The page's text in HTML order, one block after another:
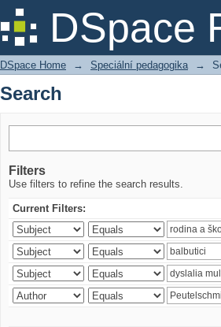
DSpace
Search
DSpace Home → Speciální pedagogika →
Search
Filters
Use filters to refine the search results.
Current Filters: